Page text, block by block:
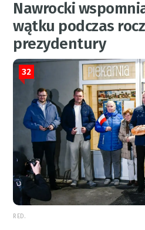
Nawrocki
wątku podczas
prezydentury
32
RED.